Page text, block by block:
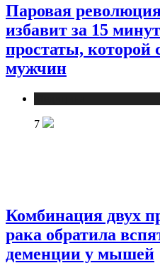
Паровая
избавит за 15
простаты, которой
мужчин
7
Комбинация двух
рака обратила
деменции у мышей